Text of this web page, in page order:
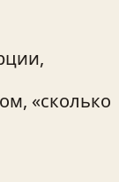
«сколько